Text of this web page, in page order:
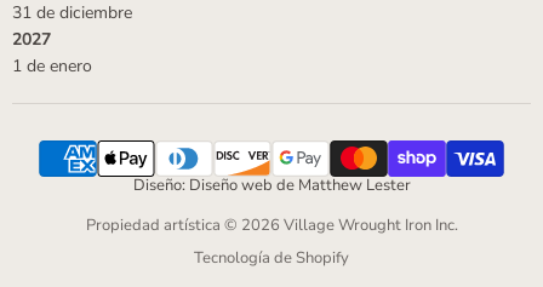
31 de diciembre
2027
1 de enero
Diseño: Diseño web de Matthew Lester
Propiedad artística © 2026 Village Wrought Iron Inc.
Tecnología de Shopify